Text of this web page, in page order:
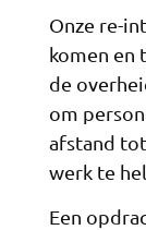
Onze re-
komen en
de
om
afstand
werk te
Een